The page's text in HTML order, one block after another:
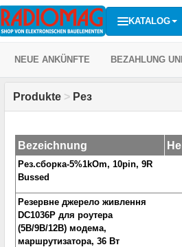
KATALOG
NEUE ANKÜNFTE BEZAHLUNG
Produkte > Рез
Bezeichnung
Рез.сборка-5%1kOm, 10pin, 9R
Bussed
Резервне джерело живлення
DC1036P для роутера
(5В/9В/12В) модема,
маршрутизатора, 36 Вт